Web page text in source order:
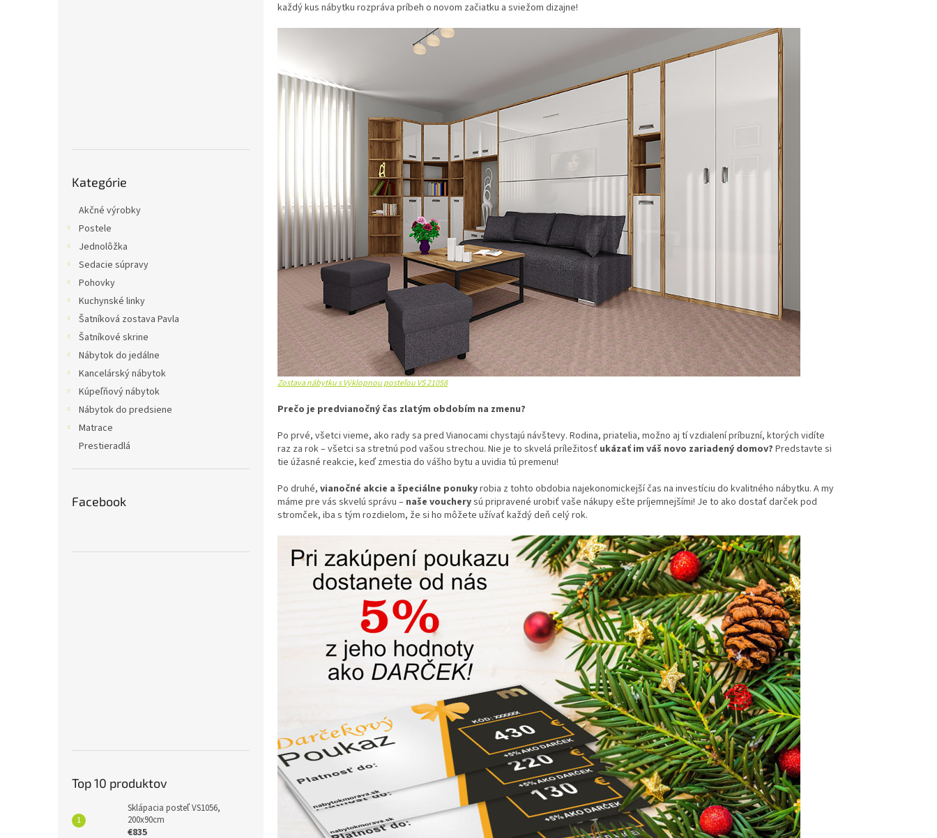
kategórie
Kategórie
Akčné výrobky
Postele
Jednolôžka
Sedacie súpravy
Pohovky
Kuchynské linky
Šatníková zostava Pavla
Šatníkové skrine
Nábytok do jedálne
Kancelárský nábytok
Kúpeľňový nábytok
Nábytok do predsiene
Matrace
Prestieradlá
Facebook
Top 10 produktov
Sklápacia posteľ VS1056,
200x90cm
€835
každý kus nábytku rozpráva príbeh o novom začiatku a sviežom dizajne!
Zostava nábytku s Výklopnou posteľou VS 21058
Prečo je predvianočný čas zlatým obdobím na zmenu?
Po prvé, všetci vieme, ako rady sa pred Vianocami chystajú návštevy. Rodina, priatelia, možno aj tí vzdialení príbuzní, ktorých vidíte
raz za rok – všetci sa stretnú pod vašou strechou. Nie je to skvelá príležitosť ukázať im váš novo zariadený domov? Predstavte si
tie úžasné reakcie, keď zmestia do vášho bytu a uvidia tú premenu!
Po druhé, vianočné akcie a špeciálne ponukyrobia z tohto obdobia najekonomickejší čas na investíciu do kvalitného nábytku. A my
máme pre vás skvelú správu – naše voucherysú pripravené urobiť vaše nákupy ešte príjemnejšími! Je to ako dostať darček pod
stromček, iba s tým rozdielom, že si ho môžete užívať každý deň celý rok.